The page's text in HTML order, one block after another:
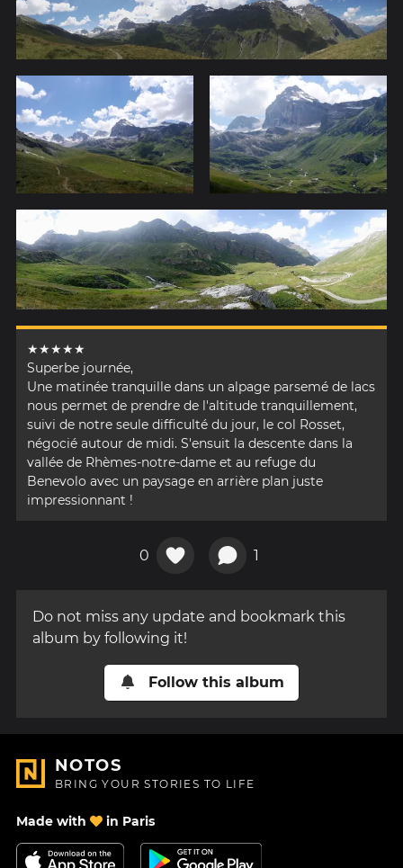
★★★★★
Superbe journée,
Une matinée tranquille dans un alpage parsemé de lacs
nous permet de prendre de l'altitude tranquillement,
suivi de notre seule difficulté du jour, le col Rosset,
négocié autour de midi. S'ensuit la descente dans la
vallée de Rhèmes-notre-dame et au refuge du
Benevolo avec un paysage en arrière plan juste
impressionnant !
0 1
Do not miss any update and bookmark this
album by following it!
Follow this album
NOTOS
BRING YOUR STORIES TO LIFE
Made with in Paris